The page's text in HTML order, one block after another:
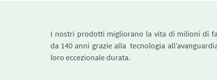
I nostri prodotti migliorano la vita di milioni di
da 140 anni grazie alla tecnologia
loro eccezionale durata.